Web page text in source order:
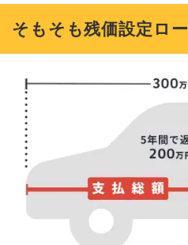
そもそも残価設定ロ